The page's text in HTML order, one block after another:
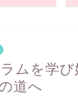
ムを学
道へ